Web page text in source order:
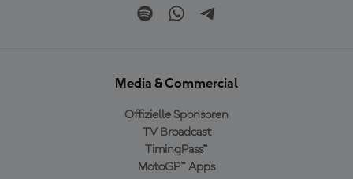
Media & Commercial
Offizielle Sponsoren
TV Broadcast
TimingPass™
MotoGP™ Apps